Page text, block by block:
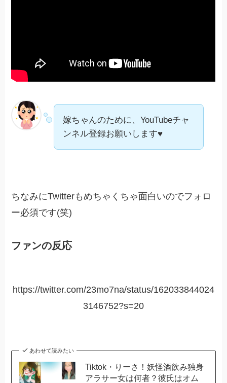
嫁ちゃんのために、YouTubeチャ
ンネル登録お願いします♥
ちなみにTwitterもめちゃくちゃ面白いのでフォロ
ー必須です(笑)
ファンの反応
https://twitter.com/23mo7na/status/162033844024
3146752?s=20
あわせて読みたい
Tiktok・りーさ！妖怪酒飲み独身
アラサー女は何者？彼氏はオム